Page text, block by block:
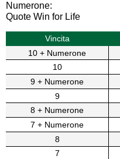
Numerone:
Quote Win for Life
Vincita
10 + Numerone
10
9 + Numerone
9
8 + Numerone
7 + Numerone
8
7